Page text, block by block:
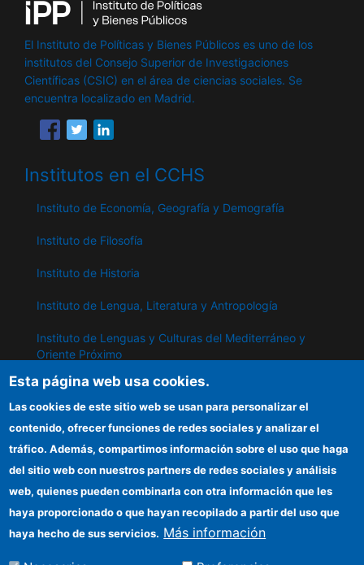
El Instituto de Políticas y Bienes Públicos es uno de los
institutos del Consejo Superior de Investigaciones
Científicas (CSIC) en el área de ciencias sociales. Se
encuentra localizado en Madrid.
Institutos en el CCHS
Instituto de Economía, Geografía y Demografía
Instituto de Filosofía
Instituto de Historia
Instituto de Lengua, Literatura y Antropología
Instituto de Lenguas y Culturas del Mediterráneo y
Oriente Próximo
Instituto de Políticas y Bienes Públicos
IPP
Sede electrónica CSIC
Información para proveedores
Organismos financiadores
Esta página web usa cookies.
Las cookies de este sitio web se usan para personalizar el
contenido, ofrecer funciones de redes sociales y analizar el
tráfico. Además, compartimos información sobre el uso que haga
del sitio web con nuestros partners de redes sociales y análisis
web, quienes pueden combinarla con otra información que les
haya proporcionado o que hayan recopilado a partir del uso que
haya hecho de sus servicios. Más información